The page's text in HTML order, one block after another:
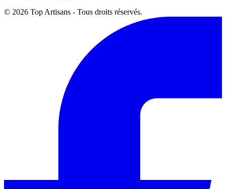
© 2026 Top Artisans - Tous droits réservés.